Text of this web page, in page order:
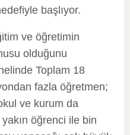
başlıyor.
ve öğretimin
olduğunu
Toplam 18
fazla öğretmen;
ve kurum da
öğrenci ile bin